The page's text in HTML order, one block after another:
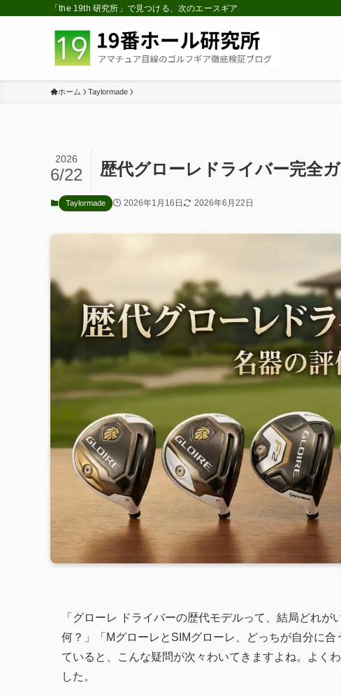
「the 19th 研究所」で見つける、次のエースギア
ホーム Taylormade
歴代グローレドライバー完全
2026
6/22
Taylormade 2026年1月16日 2026年6月22日
「グローレ ドライバーの歴代モデルって、結局どれ
何？」「MグローレとSIMグローレ、どっちが自分に
ていると、こんな疑問が次々わいてきますよね。よく
した。